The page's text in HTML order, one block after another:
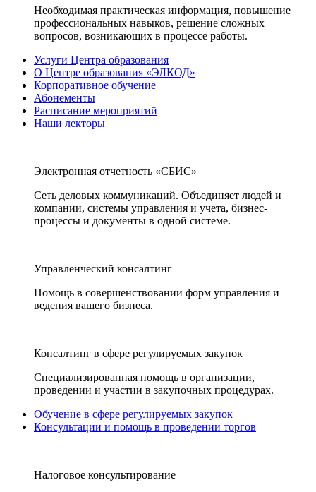
Необходимая практическая информация, повышение
профессиональных навыков, решение сложных
вопросов, возникающих в процессе работы.
Услуги Центра образования
О Центре образования «ЭЛКОД»
Корпоративное обучение
Абонементы
Расписание мероприятий
Наши лекторы
Электронная отчетность «СБИС»
Сеть деловых коммуникаций. Объединяет людей и
компании, системы управления и учета, бизнес-
процессы и документы в одной системе.
Управленческий консалтинг
Помощь в совершенствовании форм управления и
ведения вашего бизнеса.
Консалтинг в сфере регулируемых закупок
Специализированная помощь в организации,
проведении и участии в закупочных процедурах.
Обучение в сфере регулируемых закупок
Консультации и помощь в проведении торгов
Налоговое консультирование